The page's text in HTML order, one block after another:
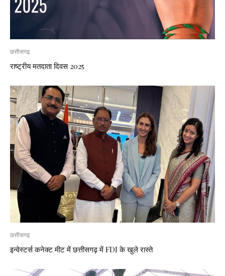
छत्तीसगढ़
राष्ट्रीय मतदाता दिवस 2025
छत्तीसगढ़
इन्वेस्टर्स कनेक्ट मीट में छत्तीसगढ़ में FDI के खुले रास्ते